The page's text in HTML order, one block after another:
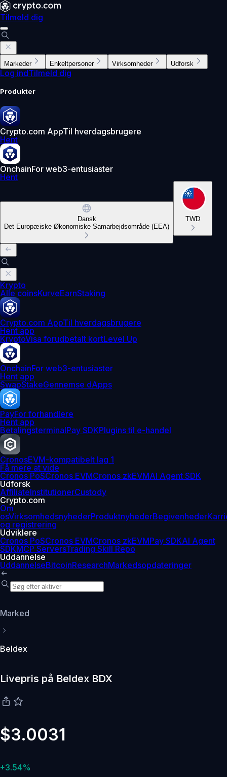
Tilmeld dig
Markeder Enkeltpersoner Virksomheder Udforsk
Log indTilmeld dig
Produkter
Crypto.com AppTil hverdagsbrugere
Hent
OnchainFor web3-entusiaster
Hent
Dansk
Det Europæiske Økonomiske Samarbejdsområde (EEA)
TWD
Krypto
Alle coinsKurveEarnStaking
Crypto.com AppTil hverdagsbrugere
Hent app
KryptoVisa forudbetalt kortLevel Up
OnchainFor web3-entusiaster
Hent app
SwapStakeGennemse dApps
PayFor forhandlere
Hent app
BetalingsterminalPay SDKPlugins til e-handel
CronosEVM-kompatibelt lag 1
Få mere at vide
Cronos PoSCronos EVMCronos zkEVMAI Agent SDK
Udforsk
AffiliateInstitutionerCustody
Crypto.com
Om
osVirksomhedsnyhederProduktnyhederBegivenheder
og registrering
Udviklere
Cronos PoSCronos EVMCronos zkEVMPay SDKAI Agent
SDKMCP ServersTrading Skill Repo
Uddannelse
UddannelseBitcoinResearchMarkedsopdateringer
Marked
Beldex
Livepris på Beldex BDX
$3.0031
+3.54%